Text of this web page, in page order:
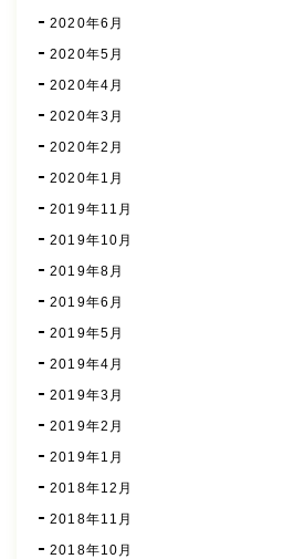
2020年6月
2020年5月
2020年4月
2020年3月
2020年2月
2020年1月
2019年11月
2019年10月
2019年8月
2019年6月
2019年5月
2019年4月
2019年3月
2019年2月
2019年1月
2018年12月
2018年11月
2018年10月